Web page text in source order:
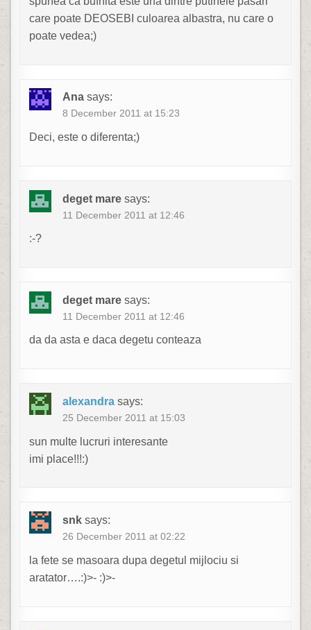
care poate DEOSEBI culoarea albastra, nu care o
poate vedea;)
Ana says:
8 December 2011 at 15:23
Deci, este o diferenta;)
deget mare says:
11 December 2011 at 12:46
:-?
deget mare says:
11 December 2011 at 12:46
da da asta e daca degetu conteaza
alexandra says:
25 December 2011 at 15:03
sun multe lucruri interesante
imi place!!!:)
snk says:
26 December 2011 at 02:22
la fete se masoara dupa degetul mijlociu si
aratator….:)>- :)>-